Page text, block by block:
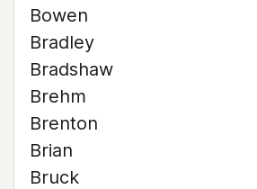
Bowen
Bradley
Bradshaw
Brehm
Brenton
Brian
Bruck